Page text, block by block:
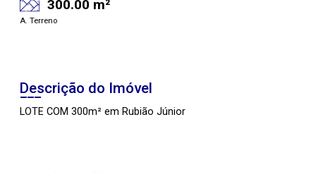
300.00 m²
A. Terreno
Descrição do Imóvel
LOTE COM 300m² em Rubião Júnior